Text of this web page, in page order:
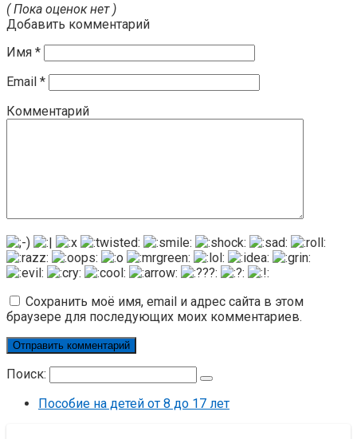
( Пока оценок нет )
Добавить комментарий
Имя *
Email *
Комментарий
Сохранить моё имя, email и адрес сайта в этом
браузере для последующих моих комментариев.
Поиск:
Пособие на детей от 8 до 17 лет